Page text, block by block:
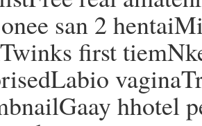
san 2
first
hhotel